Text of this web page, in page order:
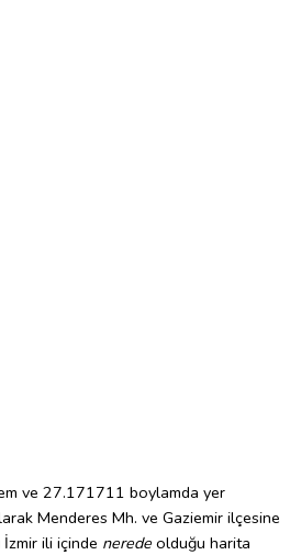
ve 27.171711 boylamda yer
Menderes Mh. ve Gaziemir ilçesine
İzmir ili içinde nerede olduğu harita